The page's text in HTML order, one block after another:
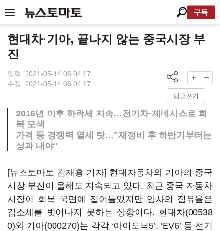
구독
현대차·기아, 끝나지 않는 중국시장 부
진
입력: 2021-05-14 06:04:17
수정: 2021-05-14 06:04:17
답글쓰기
2016년 이후 하락세 지속…전기차·제네시스로 회
복 모색
가격 등 경쟁력 열세 탓…"재정비 후 하반기부터는
성과 내야"
[뉴스토마토 김재홍 기자] 현대자동차와 기아의 중국
시장 부진이 올해도 지속되고 있다. 최근 중국 자동차
시장이 회복 국면에 접어들었지만 양사의 점유율은
감소세를 벗어나지 못하는 상황이다. 현대차(00538
0)와 기아(000270)는 각각 ‘아이오닉5’, ‘EV6’ 등 전기